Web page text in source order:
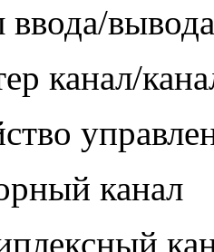
вывода
канал/
канал